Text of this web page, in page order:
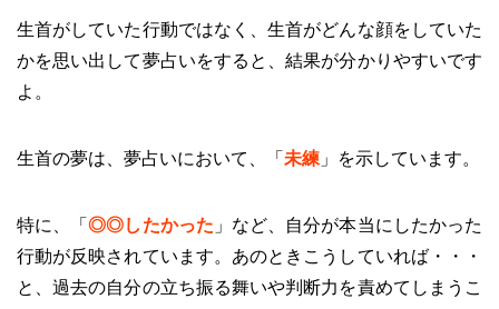
生首がしていた行動ではなく、生首がどんな顔をしていた
かを思い出して夢占いをすると、結果が分かりやすいです
よ。
生首の夢は、夢占いにおいて、「 未練 」を示しています。
特に、「◎◎したかった 」など、自分が本当にしたかった
行動が反映されています。あのときこうしていれば・・・
と、過去の自分の立ち振る舞いや判断力を責めてしまうこ